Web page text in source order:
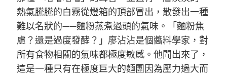
熱氣騰騰的白霧從燈箱的頂部冒出，散發出一種
難以名狀的——麵粉蒸煮過頭的氣味。「麵粉焦
慮？還是過度發酵？」廖沾沾是個醬料學家，對
所有食物相關的氣味都極度敏感。他聞出來了，
這是一種只有在極度巨大的麵團因為壓力過大而